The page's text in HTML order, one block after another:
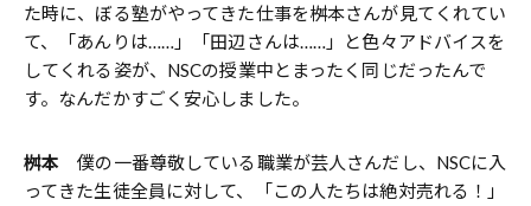
た時に、ぼる塾がやってきた仕事を桝本さんが見てくれてい
て、「あんりは……」「田辺さんは……」と色々アドバイスを
してくれる姿が、NSCの授業中とまったく同じだったんで
す。なんだかすごく安心しました。
桝本 僕の一番尊敬している職業が芸人さんだし、NSCに入
ってきた生徒全員に対して、「この人たちは絶対売れる！」